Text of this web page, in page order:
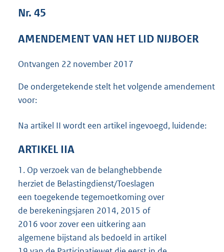
4
Nr. 45
AMENDEMENT VAN HET LID NIJBOER
Ontvangen 22 november 2017
De ondergetekende stelt het volgende amendement
voor:
Na artikel II wordt een artikel ingevoegd, luidende:
ARTIKEL IIA
1. Op verzoek van de belanghebbende
herziet de Belastingdienst/Toeslagen
een toegekende tegemoetkoming over
de berekeningsjaren 2014, 2015 of
2016 voor zover een uitkering aan
algemene bijstand als bedoeld in artikel